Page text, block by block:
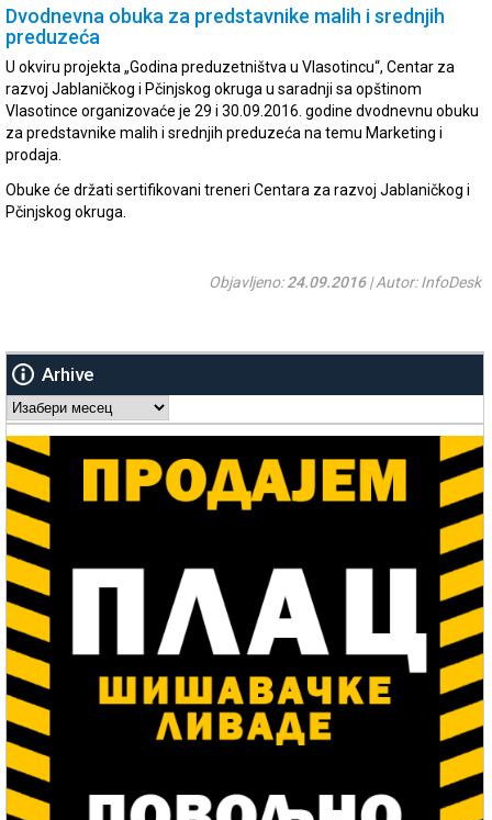
Dvodnevna obuka za predstavnike malih i srednjih
preduzeća
U okviru projekta „Godina preduzetništva u Vlasotincu“, Centar za
razvoj Jablaničkog i Pčinjskog okruga u saradnji sa opštinom
Vlasotince organizovaće je 29 i 30.09.2016. godine dvodnevnu obuku
za predstavnike malih i srednjih preduzeća na temu Marketing i
prodaja.
Obuke će držati sertifikovani treneri Centara za razvoj Jablaničkog i
Pčinjskog okruga.
Objavljeno:24.09.2016| Autor: InfoDesk
Arhive
Arhive